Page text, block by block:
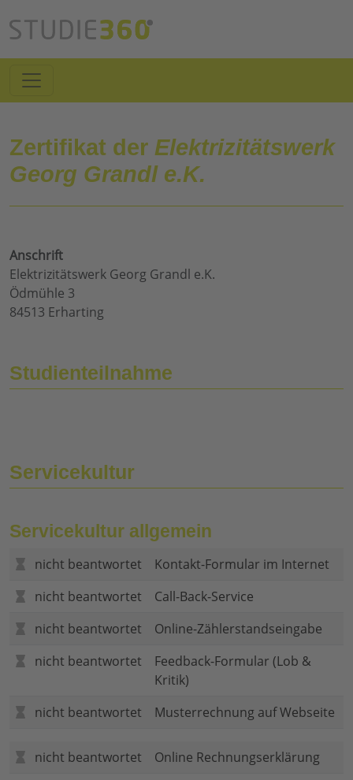
Zertifikat der Elektrizitätswerk
Georg Grandl e.K.
Anschrift
Elektrizitätswerk Georg Grandl e.K.
Ödmühle 3
84513 Erharting
Studienteilnahme
Servicekultur
Servicekultur allgemein
nicht beantwortet
Kontakt-Formular im Internet
nicht beantwortet
Call-Back-Service
nicht beantwortet
Online-Zählerstandseingabe
nicht beantwortet
Feedback-Formular (Lob &
Kritik)
nicht beantwortet
Musterrechnung auf Webseite
nicht beantwortet
Online Rechnungserklärung